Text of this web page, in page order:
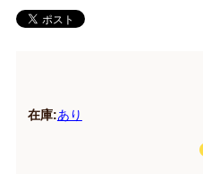
在庫:あり